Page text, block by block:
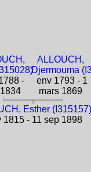
-
ALLOUCH,
Djermouma
env 1793 - 1
mars 1869
Esther
1815 - 11 sep 1898